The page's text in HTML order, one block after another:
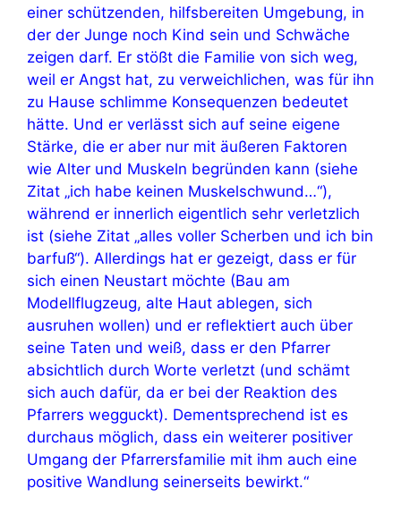
einer schützenden, hilfsbereiten Umgebung, in
der der Junge noch Kind sein und Schwäche
zeigen darf. Er stößt die Familie von sich weg,
weil er Angst hat, zu verweichlichen, was für ihn
zu Hause schlimme Konsequenzen bedeutet
hätte. Und er verlässt sich auf seine eigene
Stärke, die er aber nur mit äußeren Faktoren
wie Alter und Muskeln begründen kann (siehe
Zitat „ich habe keinen Muskelschwund…“),
während er innerlich eigentlich sehr verletzlich
ist (siehe Zitat „alles voller Scherben und ich bin
barfuß“). Allerdings hat er gezeigt, dass er für
sich einen Neustart möchte (Bau am
Modellflugzeug, alte Haut ablegen, sich
ausruhen wollen) und er reflektiert auch über
seine Taten und weiß, dass er den Pfarrer
absichtlich durch Worte verletzt (und schämt
sich auch dafür, da er bei der Reaktion des
Pfarrers wegguckt). Dementsprechend ist es
durchaus möglich, dass ein weiterer positiver
Umgang der Pfarrersfamilie mit ihm auch eine
positive Wandlung seinerseits bewirkt.“